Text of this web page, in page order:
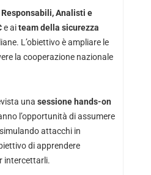
Responsabili, Analisti e
e aiteam della sicurezza
L’obiettivo è ampliare le
la cooperazione nazionale
una sessione hands-on
l’opportunità di assumere
attacchi in
di apprendere
intercettarli.